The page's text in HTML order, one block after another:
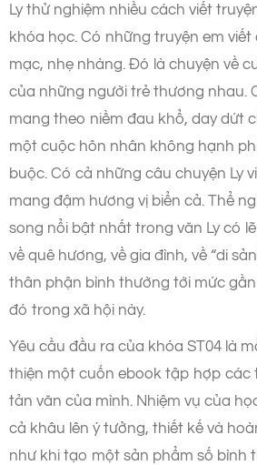
Ly thử nghiệm nhiều cách viết
khóa học. Có những truyện em
mạc, nhẹ nhàng. Đó là chuyện về
của những người trẻ thương nhau.
mang theo niềm đau khổ, day dứt
một cuộc hôn nhân không hạnh
buộc. Có cả những câu chuyện Ly
mang đậm hương vị biển cả. Thể
song nổi bật nhất trong văn Ly có
về quê hương, về gia đình, về “di
thân phận bình thường tới mức
đó trong xã hội này.
Yêu cầu đầu ra của khóa ST04 là
thiện một cuốn ebook tập hợp các
tản văn của mình. Nhiệm vụ của
cả khâu lên ý tưởng, thiết kế và
như khi tạo một sản phẩm số bình